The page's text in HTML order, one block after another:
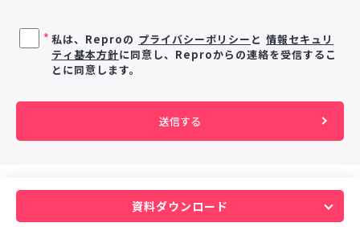
資料ダウンロード
私は、Reproの プライバシーポリシー と 情報セキュリ
ティ基本方針に同意し、Reproからの連絡を受信するこ
とに同意します。
*
© Repro Inc. All rights reserved.